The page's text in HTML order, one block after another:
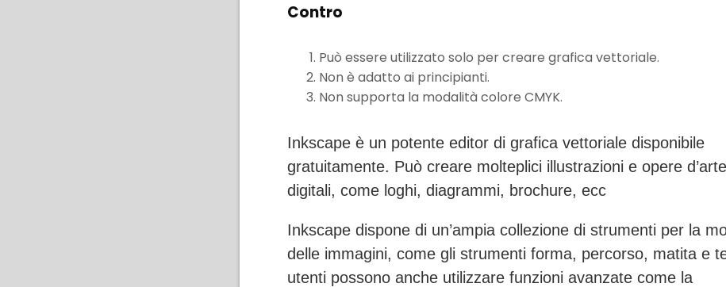
Contro
Può essere utilizzato solo per creare grafica vettoriale.
Non è adatto ai principianti.
Non supporta la modalità colore CMYK.
Inkscape è un potente editor di grafica vettoriale disponibile
gratuitamente. Può creare molteplici illustrazioni e opere d’arte
digitali, come loghi, diagrammi, brochure, ecc
Inkscape dispone di un’ampia collezione di strumenti per la
delle immagini, come gli strumenti forma, percorso, matita e
utenti possono anche utilizzare funzioni avanzate come la